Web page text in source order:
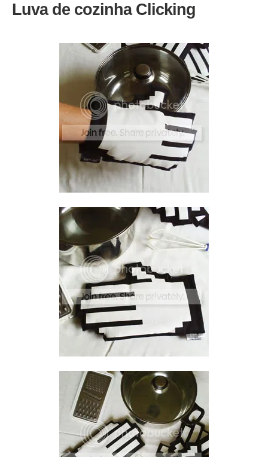
Luva de cozinha Clicking